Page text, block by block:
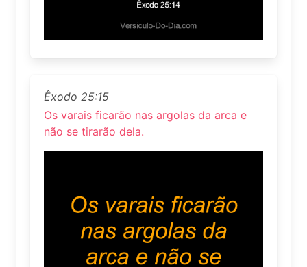
Êxodo 25:15
Os varais ficarão nas argolas da arca e
não se tirarão dela.